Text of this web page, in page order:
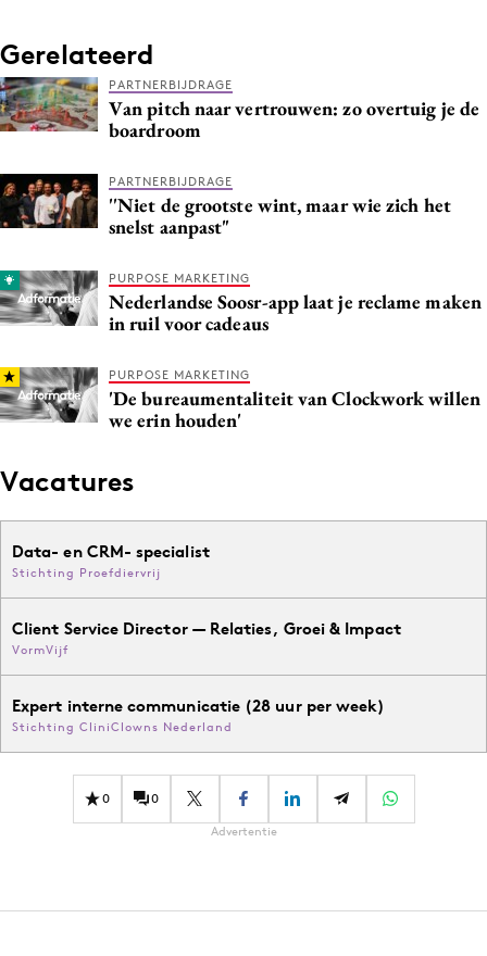
Gerelateerd
PARTNERBIJDRAGE
Van pitch naar vertrouwen: zo overtuig je de
boardroom
PARTNERBIJDRAGE
''Niet de grootste wint, maar wie zich het
snelst aanpast"
PURPOSE MARKETING
Nederlandse Soosr-app laat je reclame maken
in ruil voor cadeaus
PURPOSE MARKETING
'De bureaumentaliteit van Clockwork willen
we erin houden'
Vacatures
Data- en CRM- specialist
Stichting Proefdiervrij
Client Service Director — Relaties, Groei & Impact
VormVijf
Expert interne communicatie (28 uur per week)
Stichting CliniClowns Nederland
0 0
Advertentie